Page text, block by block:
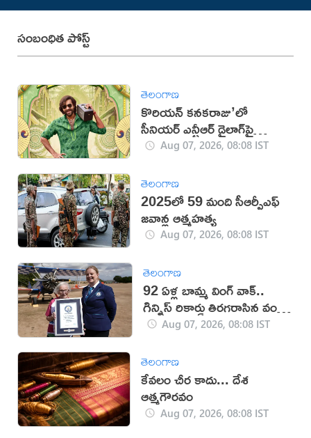
సంబంధిత పోస్ట్
తెలంగాణ
కొరియన్ కనకరాజు’లో
సీనియర్ ఎన్టీఆర్ డైలాగ్‌పై
వివాదం!
Aug 07, 2026, 08:08 IST
తెలంగాణ
2025లో 59 మంది సీఆర్పీఎఫ్
జ‌వాన్ల ఆత్మ‌హ‌త్య
Aug 07, 2026, 08:08 IST
తెలంగాణ
92 ఏళ్ల బామ్మ వింగ్ వాక్..
గిన్నిస్ రికార్డు తిరగరాసిన వండర్
ఉమెన్Aug 07, 2026, 08:08 IST
తెలంగాణ
కేవలం చీర కాదు... దేశ
ఆత్మగౌరవం
Aug 07, 2026, 08:08 IST